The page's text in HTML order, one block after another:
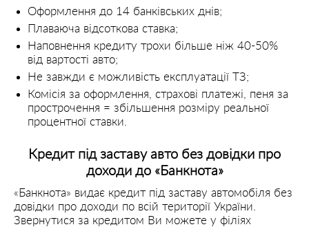
Оформлення до 14 банківських днів;
Плаваюча відсоткова ставка;
Наповнення кредиту трохи більше ніж 40-50%
від вартості авто;
Не завжди є можливість експлуатації ТЗ;
Комісія за оформлення, страхові платежі, пеня за
прострочення = збільшення розміру реальної
процентної ставки.
Кредит під заставу авто без довідки про
доходи до «Банкнота»
«Банкнота» видає кредит під заставу автомобіля без
довідки про доходи по всій території України.
Звернутися за кредитом Ви можете у філіях